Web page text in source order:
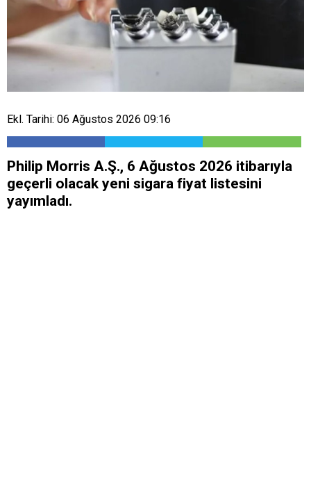
Ekl. Tarihi: 06 Ağustos 2026 09:16
Philip Morris A.Ş., 6 Ağustos 2026 itibarıyla
geçerli olacak yeni sigara fiyat listesini
yayımladı.